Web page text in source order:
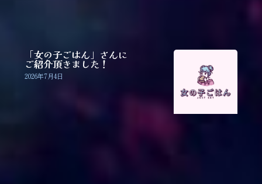
「女の子ごはん」さんに
ご紹介頂きました！
2026年7月4日